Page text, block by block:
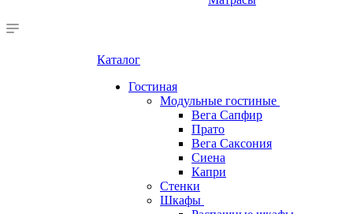
Каталог
Гостиная
Модульные гостиные
Вега Сапфир
Прато
Вега Саксония
Сиена
Капри
Стенки
Шкафы